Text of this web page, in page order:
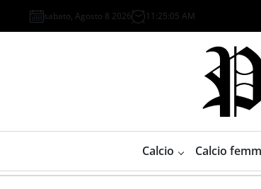
to
sabato, Agosto 8 2026 11 :25:05 AM
Sport
Calcio Calcio